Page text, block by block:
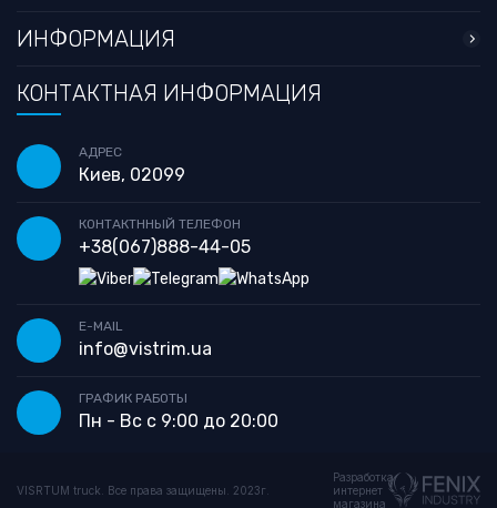
ИНФОРМАЦИЯ
КОНТАКТНАЯ ИНФОРМАЦИЯ
АДРЕС
Киев, 02099
КОНТАКТННЫЙ ТЕЛЕФОН
+38(067)888-44-05
E-MAIL
info@vistrim.ua
ГРАФИК РАБОТЫ
Пн - Вс с 9:00 до 20:00
VISRTUM truck. Все права защищены. 2023г.
Разработка
интернет
магазина